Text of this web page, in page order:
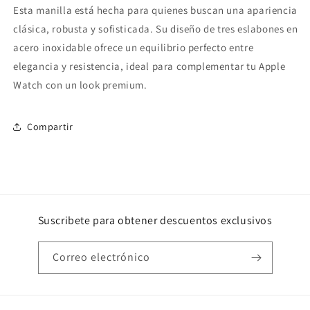
Esta manilla está hecha para quienes buscan una apariencia
clásica, robusta y sofisticada. Su diseño de tres eslabones en
acero inoxidable ofrece un equilibrio perfecto entre
elegancia y resistencia, ideal para complementar tu Apple
Watch con un look premium.
Compartir
Suscribete para obtener descuentos exclusivos
Correo electrónico